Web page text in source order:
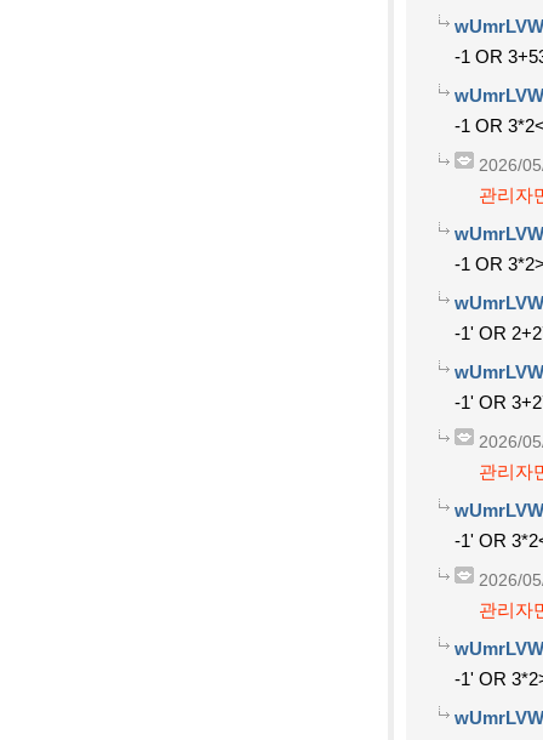
-1 OR
-1 OR
2026/
관리자
-1 OR
-1' OR
-1' OR
2026/
관리자
-1' OR
2026/
관리자
-1' OR